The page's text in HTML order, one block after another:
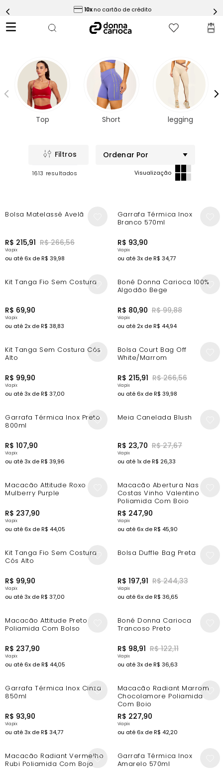
10x no cartão de crédito
Top Short legging
Ordenar Por
1613
-10%
Bolsa Matelassê Avelã
R$ 215,91 R$ 266,56
ou até 6x deR$ 39,98
New In
Garrafa Térmica Inox
Branco 570ml
R$ 93,90
ou até3x deR$ 34,77
New In
Kit Tanga Fio Sem Costura
R$ 69,90
ou até 2x deR$ 38,83
-10%
Boné Donna Carioca 100%
Algodão Bege
R$ 80,90 R$ 99,88
ou até 2x deR$ 44,94
New In
Kit Tanga Sem Costura Cós
Alto
R$ 99,90
ou até3x deR$ 37,00
-10%
Bolsa Court Bag Off
White/Marrom
R$ 215,91 R$ 266,56
ou até 6x deR$ 39,98
New In
Garrafa Térmica Inox Preto
800ml
R$ 107,90
ou até3x deR$ 39,96
-5%
Meia Canelada Blush
R$ 23,70 R$ 27,67
ou até1x deR$ 26,33
New In
Macacão Attitude Roxo
Mulberry Purple
R$ 237,90
ou até 6x deR$ 44,05
New In
Macacão Abertura Nas
Costas Vinho Valentino
Poliamida Com Bojo
R$ 247,90
ou até 6x deR$ 45,90
New In
Kit Tanga Fio Sem Costura
Cós Alto
R$ 99,90
ou até3x deR$ 37,00
-10%
Bolsa Duffle Bag Preta
R$ 197,91 R$ 244,33
ou até 6x deR$ 36,65
New In
Macacão Attitude Preto
Poliamida Com Bolso
R$ 237,90
ou até 6x deR$ 44,05
-10%
Boné Donna Carioca
Trancoso Preto
R$ 98,91 R$ 122,11
ou até3x deR$ 36,63
New In
Garrafa Térmica Inox Cinza
850ml
R$ 93,90
ou até3x deR$ 34,77
New In
Macacão Radiant Marrom
Chocolamore Poliamida
Com Bojo
R$ 227,90
ou até 6x deR$ 42,20
New In
Macacão Radiant Vermelho
Rubi Poliamida Com Bojo
New In
Garrafa Térmica Inox
Amarelo 570ml
Epic Vermelho
º Macaquinho
9
Challenge Azul
10º Ultimate Rosa